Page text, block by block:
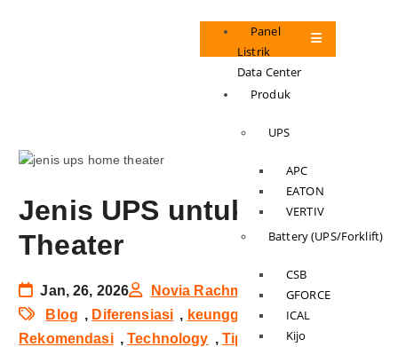
Panel
Listrik
Data Center
Produk
UPS
APC
EATON
VERTIV
Battery (UPS/Forklift)
CSB
GFORCE
ICAL
Kijo
Jenis UPS untuk Home
Theater
Jan, 26, 2026
Novia Rachma
Blog , Diferensiasi , keunggulan Manfaat
Rekomendasi ,Technology , Tips & Trick